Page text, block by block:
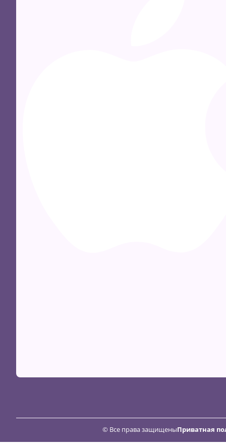
© Все права защищеныПриватная